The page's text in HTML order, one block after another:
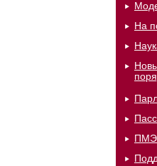
На